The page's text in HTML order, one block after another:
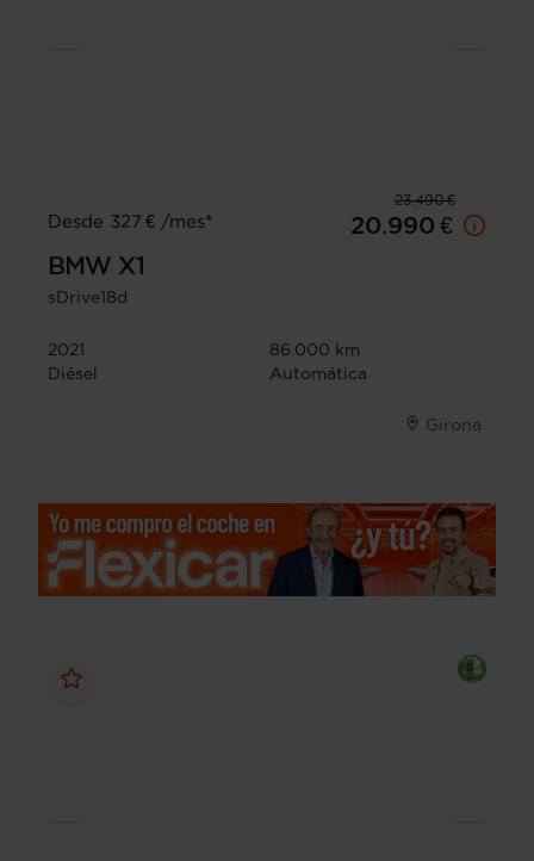
23.490 €
Desde 327 € /mes*
20.990 €
BMW X1
sDrive18d
2021
86.000 km
Diésel
Automática
Girona